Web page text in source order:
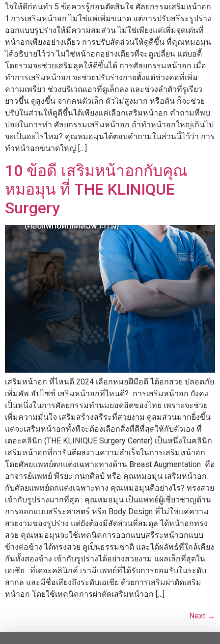
ใจให้ดีก่อนทำ 5 ข้อควรรู้ก่อนตัดสินใจ ศัลยกรรมเสริมหน้าอก
1.การเสริมหน้าอก ไม่ใช่แค่เพิ่มขนาด แต่การปรับสรีระรูปร่าง
ออกแบบรูปร่างให้มีความสมส่วน ไม่ใช่เพียงแค่เพิ่มจุดเด่นที่
หน้าอกเพียงอย่างเดียว การปรับสัดส่วนให้ดูดีขึ้น ที่คุณหมอมุน
ได้อธิบายไว้ว่า ไม่ใช่หน้าอกอย่างเดียวที่จะดูเปลี่ยน แต่บอดี้
โดยรวมจะช่วยเสริมลุคให้ดีขึ้นได้ การศัลยกรรมหน้าอก เมื่อ
ทำการเสริมหน้าอก จะช่วยปรับร่างกายตั้งแต่ช่วงคอที่เพิ่ม
ความเพรียว ช่วงบริเวณเอวที่ดูเล็กลง และช่วงลำตัวที่รูเรียว
ยาวขึ้น ดูสูงขึ้น จากคนตัวเล็ก ตัวไม่สูงมาก หรือตัน ก็จะช่วย
ปรับในส่วนให้ดูดีขึ้นได้เพียงแค่เลือกเสริมหน้าอก คำถามที่พบ
บ่อยในการทำ ศัลยกรรมเสริมหน้าอก ถ้าทำหน้าอกใหญ่เกินไป
จะเป็นอะไรไหม? คุณหมอมุนได้ตอบคำถามในส่วนนี้ไว้ว่า การ
ทำหน้าอกขนาดใหญ่ […]
10 ข้อดี เสริมหน้าอกกับคุณ
หมอมุน ที่ THE KLINIQUE
Surgery
เสริมหน้าอก ที่ไหนดี 2024 เลือกหมอฝีมือดี ได้อกสวย ปลอดภัย
เพิ่มคัพ อัปไซซ์ เสริมหน้าอกที่ไหนดี? การเสริมหน้าอก ยังคง
เป็นหนึ่งในการศัลยกรรมทำนมยอดฮิตของไทย เพราะจะช่วย
เพิ่มความมั่นใจ เสริมสร้างสรีระที่สวยงาม ดูสมส่วนมากยิ่งขึ้น
แต่จะเสริมหน้าอกทั้งทีจะต้องเลือกสิ่งที่ดีที่สุดให้กับตัวเอง ที่
เดอะคลินิก (THE KLINIQUE Surgery Center) เป็นหนึ่งในคลินิก
เสริมหน้าอกที่การันตีผลงานความสำเร็จในการเสริมหน้าอก
โดยศัลยแพทย์ตกแต่งเฉพาะทางด้าน Breast Augmentation คือ
อาจารย์แพทย์ พีรยะ กนกศิลป์ หรือ คุณหมอมุน เสริมหน้าอก
กับศัลยแพทย์ตกแต่งเฉพาะทาง คุณหมอมุนดีอย่างไร? ทรงสวย
เข้ากับรูปร่างมากที่สุด : คุณหมอมุน เป็นแพทย์ผู้เชี่ยวชาญด้าน
การออกแบบสรีระศาสตร์ หรือ Body Design ที่ไม่ใช่แค่ความ
สวยงามของรูปร่าง แต่ยังต้องมีสัดส่วนที่สมดุล ได้หน้าอกทรง
สวย คุณหมอมุนจะใช้เทคนิคการออกแบบสรีระหน้าอกแบบ
ข้างต่อข้าง ได้ทรงสวย ดูเป็นธรรมชาติ และได้ผลัพธ์ที่ใกล้เคียง
กันทั้งสองข้าง เข้ากับรูปร่างได้อย่างสวยงาม แผลเล็กที่สุดใน
เอเชีย : ที่เดอะคลินิกค์ เรามีแพทย์ที่ได้รับการยอมรับในระดับ
สากล และมีชื่อเสียงถึงระดับเอเชีย ด้วยการเสริมผ่าตัดเสริม
หน้าอก โดยใช้เทคนิคการผ่าตัดเสริมหน้าอก […]
Next →